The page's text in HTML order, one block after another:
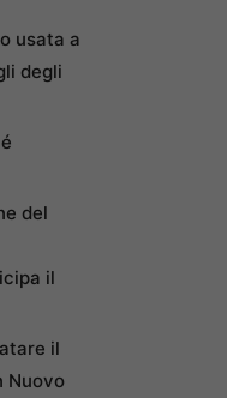
usata a
degli
del
il
il
Nuovo